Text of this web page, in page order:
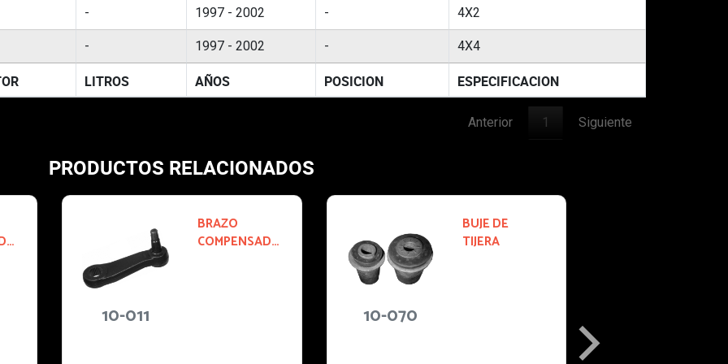
- 1997 - 2002 - 4X2
- 1997 - 2002 - 4X4
LITROS AÑOS POSICION ESPECIFICACION
Anterior 1 Siguiente
PRODUCTOS RELACIONADOS
10-103
1997-1997
BUJE 10-146
1997-1997
BUJE DE
TIJERA